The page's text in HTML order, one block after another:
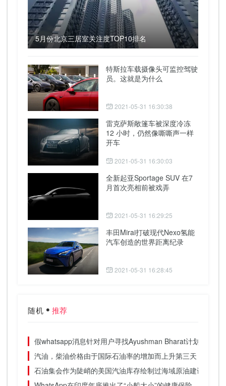
5月份北京三居室关注度TOP10排名
特斯拉车载摄像头可监控驾驶
员。这就是为什么
2021-05-31 16:30:38
雷克萨斯敞篷车被深度冷冻
12 小时，仍然像嘶嘶声一样
开车
2021-05-31 16:30:03
全新起亚Sportage SUV 在7
月首次亮相前被戏弄
2021-05-31 16:29:25
丰田Mirai打破现代Nexo氢能
汽车创造的世界距离纪录
2021-05-31 16:28:45
随机 推荐
假whatsapp消息针对用户寻找Ayushman Bharat计划的用户
汽油，柴油价格由于国际石油率的增加而上升第三天
石油集会作为陡峭的美国汽油库存绘制过海域原油建设